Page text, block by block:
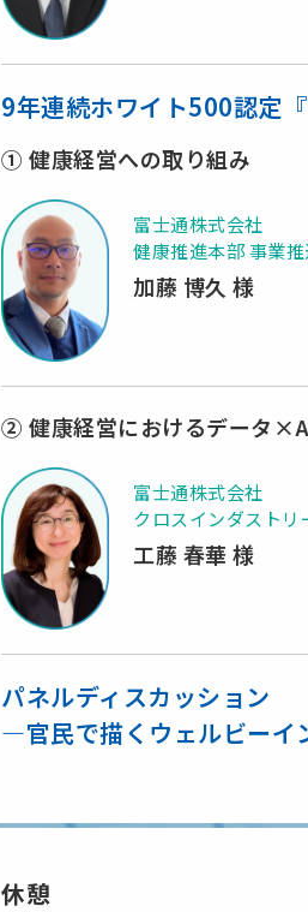
9年連続ホワイト500認定
① 健康経営への取り組み
富士通株式会社
健康推進本部 事業
加藤 博久 様
② 健康経営におけるデータ
富士通株式会社
クロスインダスト
工藤 春華 様
パネルディスカッション
―官民で描くウェルビー
休憩